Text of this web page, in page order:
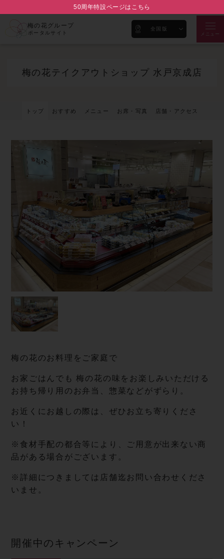
50周年特設ページはこちら
梅の花グループ
ポータルサイト
全国版
メニュー
梅の花テイクアウトショップ 水戸京成店
トップ おすすめ メニュー お席・写真 店舗・アクセス
梅の花のお料理をご家庭で
お家ごはんでも 梅の花の味をお楽しみいただける
お持ち帰り用のお弁当、惣菜などがずらり。
お近くにお越しの際は、ぜひお立ち寄りくださ
い！
※食材手配の都合等により、ご用意が出来ない商
品がある場合がございます。
※詳細につきましては店舗迄お問い合わせくださ
いませ。
開催中のキャンペーン